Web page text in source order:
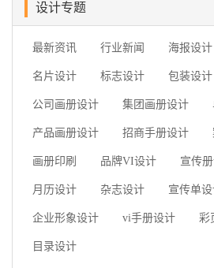
设计专题
最新资讯 行业新闻 海报设计
名片设计 标志设计 包装设计
公司画册设计 集团画册设计
产品画册设计 招商手册设计
画册印刷 品牌VI设计 宣传
月历设计 杂志设计 宣传单
企业形象设计 vi手册设计 彩
目录设计